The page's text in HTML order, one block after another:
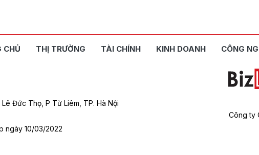
CHỦ THỊ TRƯỜNG TÀI CHÍNH KINH DOANH CÔNG
Đức Thọ, P Từ Liêm, TP. Hà Nội
ngày 10/03/2022
Công ty